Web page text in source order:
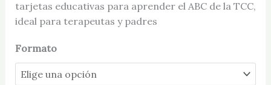
tarjetas educativas para aprender el ABC de la TCC,
ideal para terapeutas y padres
Formato